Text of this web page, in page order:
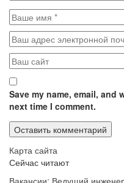
Save my name, email,
next time I comment.
Карта сайта
Сейчас читают